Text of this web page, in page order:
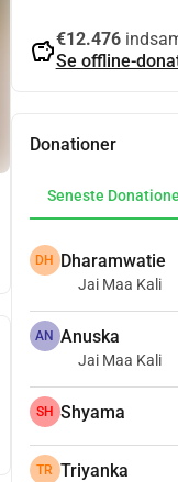
savings€12.476
Se offline-
Donationer
Seneste
DH Dharamwatie
Jai Maa Kali
AN Anuska
Jai Maa Kali
SH Shyama
TR Triyanka